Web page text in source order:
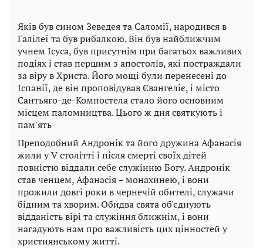
Яків був сином Зеведея та Саломії, народився в
Галілеї та був рибалкою. Він був найближчим
учнем Ісуса, був присутнім при багатьох важливих
подіях і став першим з апостолів, які постраждали
за віру в Христа. Його мощі були перенесені до
Іспанії, де він проповідував Євангеліє, і місто
Сантьяго-де-Компостела стало його основним
місцем паломництва. Цього ж дня святкують і
пам'ять
Преподобний Андронік та його дружина Афанасія
жили у V столітті і після смерті своїх дітей
повністю віддали себе служінню Богу. Андронік
став ченцем, Афанасія – монахинею, і вони
прожили довгі роки в чернечій обителі, служачи
бідним та хворим. Обидва свята об'єднують
відданість вірі та служіння ближнім, і вони
нагадують нам про важливість цих цінностей у
християнському житті.